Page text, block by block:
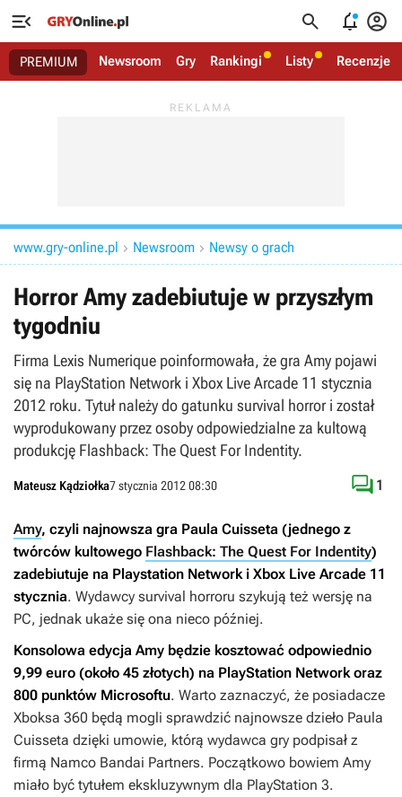
   
PREMIUM Newsroom Gry Rankingi Listy Recenzje
www.gry-online.pl  Newsroom  Newsy o grach
Horror Amy zadebiutuje w przyszłym
tygodniu
Firma Lexis Numerique poinformowała, że gra Amy pojawi
się na PlayStation Network i Xbox Live Arcade 11 stycznia
2012 roku. Tytuł należy do gatunku survival horror i został
wyprodukowany przez osoby odpowiedzialne za kultową
produkcję Flashback: The Quest For Indentity.
Mateusz Kądziołka7 stycznia 2012 08:30  1
Amy, czyli najnowsza gra Paula Cuisseta (jednego z
twórców kultowego Flashback: The Quest For Indentity)
zadebiutuje na Playstation Network i Xbox Live Arcade 11
stycznia. Wydawcy survival horroru szykują też wersję na
PC, jednak ukaże się ona nieco później.
Konsolowa edycja Amy będzie kosztować odpowiednio
9,99 euro (około 45 złotych) na PlayStation Network oraz
800 punktów Microsoftu. Warto zaznaczyć, że posiadacze
Xboksa 360 będą mogli sprawdzić najnowsze dzieło Paula
Cuisseta dzięki umowie, którą wydawca gry podpisał z
firmą Namco Bandai Partners. Początkowo bowiem Amy
miało być tytułem ekskluzywnym dla PlayStation 3.